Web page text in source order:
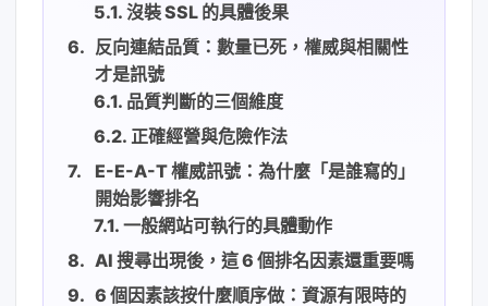
沒裝 SSL 的具體後果
反向連結品質：數量已死，權威與相關性
才是訊號
品質判斷的三個維度
正確經營與危險作法
E-E-A-T 權威訊號：為什麼「是誰寫的」
開始影響排名
一般網站可執行的具體動作
AI 搜尋出現後，這 6 個排名因素還重要嗎
6 個因素該按什麼順序做：資源有限時的